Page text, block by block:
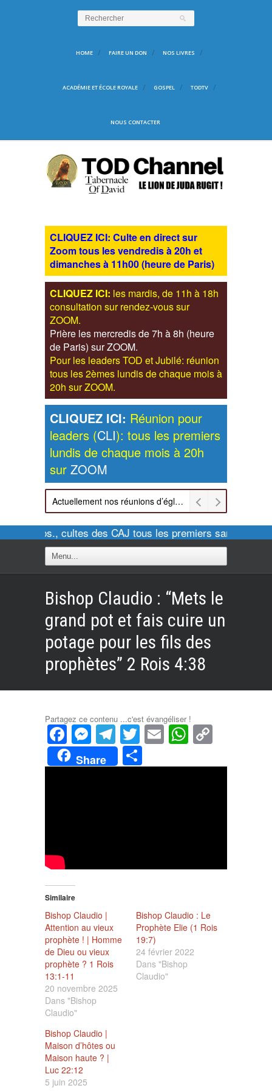
HOME FAIRE UN DON NOS LIVRES
ACADÉMIE ET ÉCOLE ROYALE GOSPEL TODTV
NOUS CONTACTER
CLIQUEZ ICI: Culte en direct sur
Zoom tous les vendredis à 20h et
dimanches à 11h00 (heure de Paris)
CLIQUEZ ICI: les mardis, de 11h à 18h
consultation sur rendez-vous sur
ZOOM.
Prière les mercredis de 7h à 8h (heure
de Paris) sur ZOOM.
Pour les leaders TOD et Jubilé: réunion
tous les 2èmes lundis de chaque mois à
20h sur ZOOM.
CLIQUEZ ICI: Réunion pour
leaders (CLI): tous les premiers
lundis de chaque mois à 20h
sur ZOOM
Actuellement nos réunions d’église sont retransmises sur ZOOM les dimanches à 11h et vendredis à 20h00
Pour infos., cultes des CAJ tous les premiers samedis
Bishop Claudio : “Mets le
grand pot et fais cuire un
potage pour les fils des
prophètes” 2 Rois 4:38
Partagez ce contenu ...c'est évangéliser !
Facebook
Messenger
Telegram
Twitter
Email
Share
Similaire
Bishop Claudio |
Attention au vieux
prophète ! | Homme
de Dieu ou vieux
prophète ? 1 Rois
13:1-11
20 novembre 2025
Dans "Bishop
Claudio"
Bishop Claudio : Le
Prophète Elie (1 Rois
19:7)
24 février 2022
Dans "Bishop
Claudio"
Bishop Claudio |
Maison d’hôtes ou
Maison haute ? |
Luc 22:12
5 juin 2025